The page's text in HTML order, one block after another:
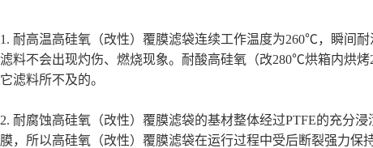
1. 耐高温高硅氧（改性）覆膜滤袋连续工作温度为260℃，瞬间耐
滤料不会出现灼伤、燃烧现象。耐酸高硅氧（改280℃烘箱内烘
它滤料所不及的。
2. 耐腐蚀高硅氧（改性）覆膜滤袋的基材整体经过PTFE的充分
膜，所以高硅氧（改性）覆膜滤袋在运行过程中受后断裂强力保